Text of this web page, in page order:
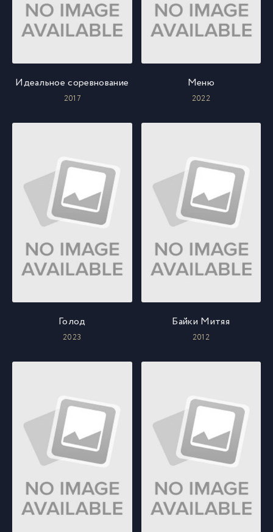
Идеальное соревнование
2017
Меню
2022
Голод
2023
Байки Митяя
2012